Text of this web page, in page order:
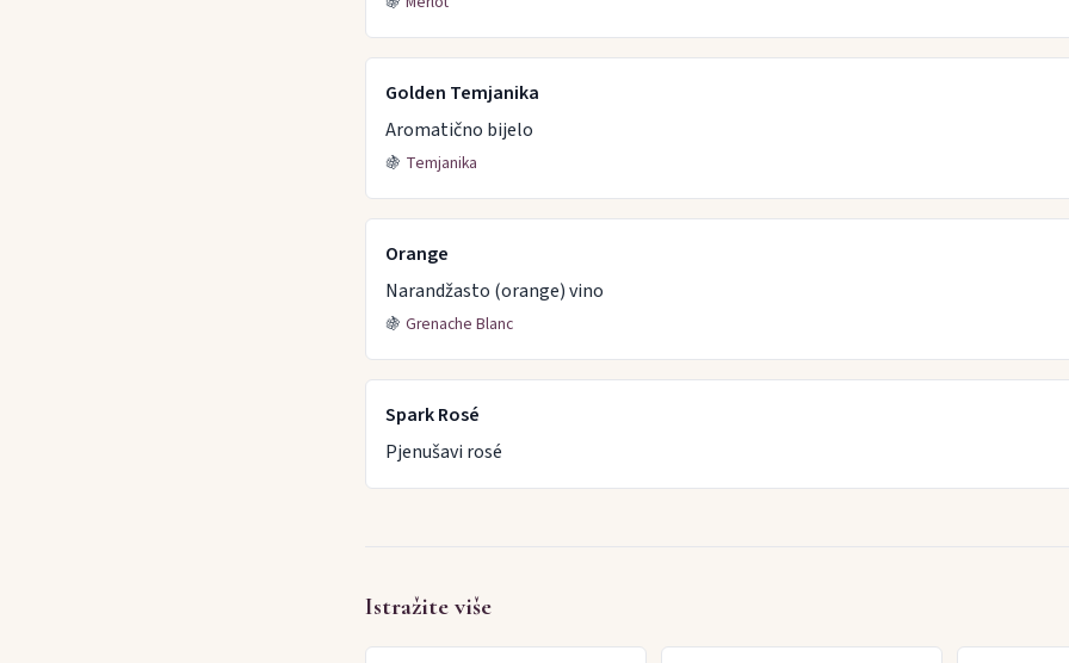
Golden Temjanika
Aromatično bijelo
🍇 Temjanika
Orange
Narandžasto (orange) vino
🍇 Grenache Blanc
Spark Rosé
Pjenušavi rosé
Istražite više